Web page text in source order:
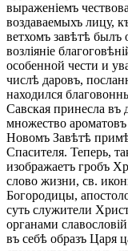
выраженіемъ
воздаваемыхъ лицу,
ветхомъ завѣтѣ былъ
возліяніе
особенной чести и
числѣ даровъ,
находился
Савская принесла въ
множество
Новомъ Завѣтѣ
Спасителя. Теперь,
изображаетъ гробъ
слово жизни, св.
Богородицы,
суть служители
органами
въ себѣ образъ Царя